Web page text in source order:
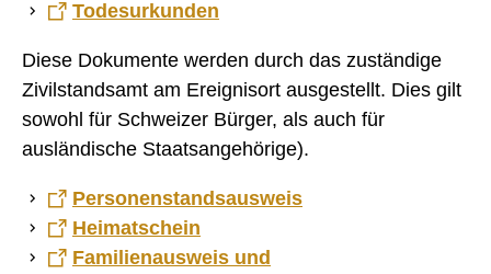
Identitätskarte
Schweizer Pass
Meldepflicht Vermieter
Formulare
Friedensrichteramt
Gemeindeversammlung
Gemeindeverwaltung
Mitarbeiter Gemeinde Bretzwil
Todesurkunden
Diese Dokumente werden durch das zuständige
Zivilstandsamt am Ereignisort ausgestellt. Dies gilt
sowohl für Schweizer Bürger, als auch für
ausländische Staatsangehörige).
Personenstandsausweis
Heimatschein
Familienausweis und